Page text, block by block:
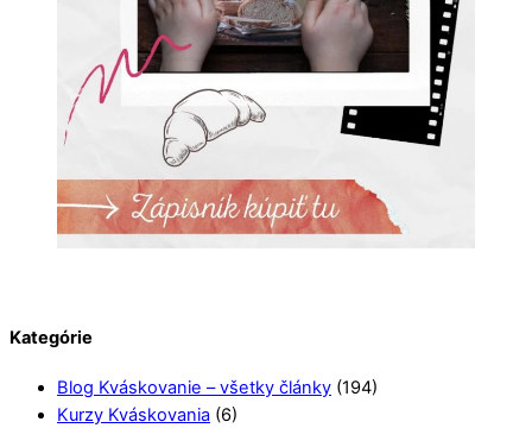
Kategórie
Blog Kváskovanie – všetky články (194)
Kurzy Kváskovania (6)